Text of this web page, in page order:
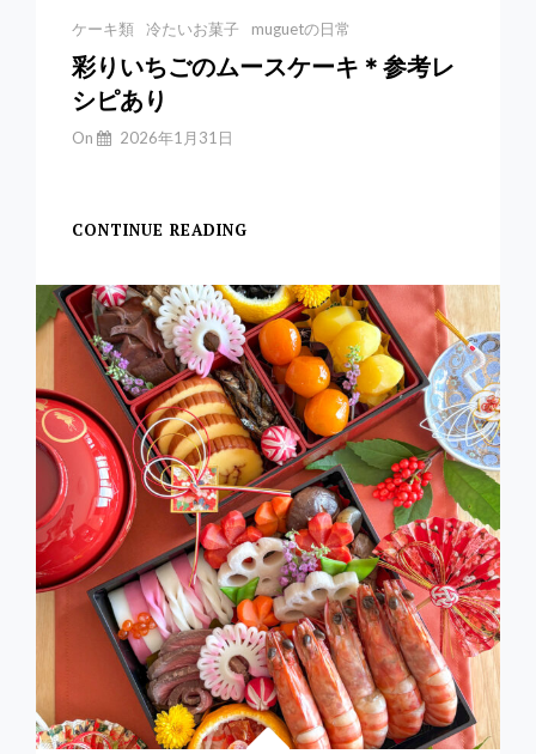
Categories
ケーキ類 冷たいお菓子 muguetの日常
彩りいちごのムースケーキ＊参考レ
シピあり
By
On 2026年1月31日
CONTINUE READING
い
ち
ご
の
ム
ー
ス
ケ
ー
キ
＊
参
考
レ
シ
ピ
あ
り